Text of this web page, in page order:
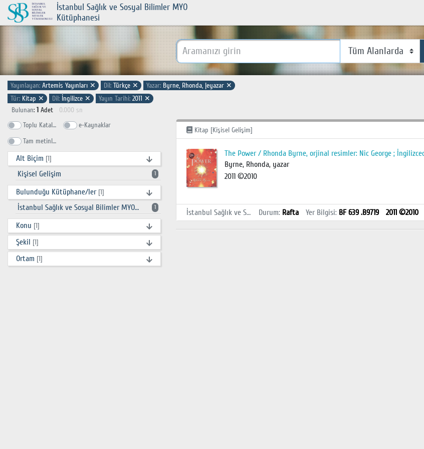
İstanbul Sağlık ve Sosyal Bilimler MYO
Kütüphanesi
Yayınlayan: Artemis Yayınları ✕ Dil: Türkçe ✕ Yazar: Byrne, Rhonda, |eyazar ✕
Tür: Kitap ✕ Dil: İngilizce ✕ Yayın Tarihi: 2011 ✕
Bulunan: 1 Adet
0.000 sn
Toplu Katalog
e-Kaynaklar
Tam metinlerde ara
Alt Biçim [1]
Kişisel Gelişim 1
Bulunduğu Kütüphane/ler [1]
İstanbul Sağlık ve Sosyal Bilimler MYO Kütüphanesi 1
Konu [1]
Şekil [1]
Ortam [1]
Kitap [Kişisel Gelişim]
The Power / Rhonda Byrne, orjinal resimler: Nic George ;
Byrne, Rhonda, yazar
2011 ©2010
İstanbul Sağlık ve Sosyal Bilimler MYO Kütüphanesi Durum: Rafta Yer Bilgisi: BF 639 .B9719 2011 ©2010